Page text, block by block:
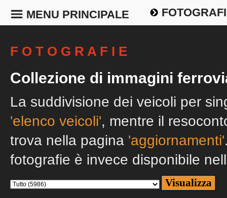
MENU PRINCIPALE
F O T O G R A F I E
Collezione di immagini
La suddivisione dei veicoli per
'elenco veicoli', mentre il
trova nella pagina 'aggiornamenti'
fotografie è invece disponibile